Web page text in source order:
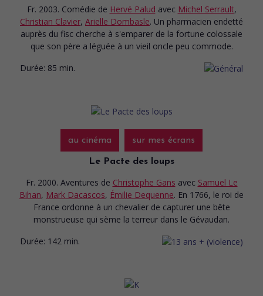
Fr. 2003. Comédie de Hervé Palud avec Michel Serrault,
Christian Clavier, Arielle Dombasle. Un pharmacien endetté
auprès du fisc cherche à s'emparer de la fortune colossale
que son père a léguée à un vieil oncle peu commode.
Durée: 85 min.
au cinéma sur mes écrans
Le Pacte des loups
Fr. 2000. Aventures de Christophe Gans avec Samuel Le
Bihan, Mark Dacascos, Émilie Dequenne. En 1766, le roi de
France ordonne à un chevalier de capturer une bête
monstrueuse qui sème la terreur dans le Gévaudan.
Durée: 142 min.